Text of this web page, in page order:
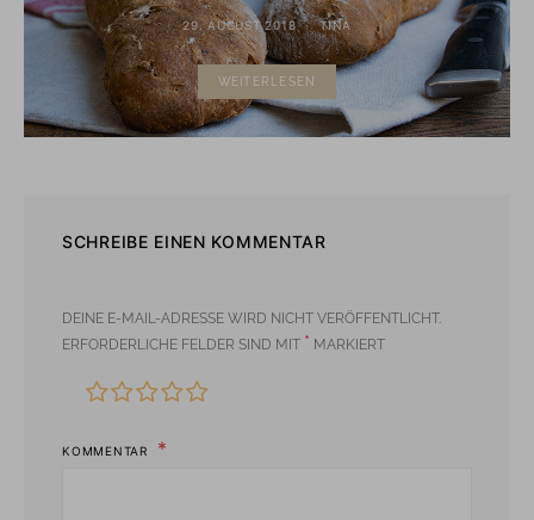
29. AUGUST 2018 TINA
WEITERLESEN
SCHREIBE EINEN KOMMENTAR
DEINE E-MAIL-ADRESSE WIRD NICHT VERÖFFENTLICHT.
ERFORDERLICHE FELDER SIND MIT * MARKIERT
KOMMENTAR